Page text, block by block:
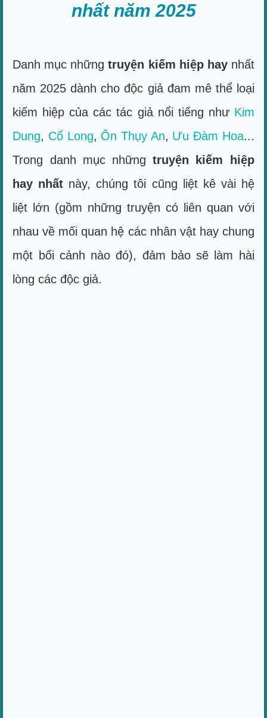
nhất năm 2025
Danh mục nhữngtruyện kiếm hiệp haynhất
năm 2025 dành cho độc giả đam mê thể loại
kiếm hiệp của các tác giả nổi tiếng như Kim
Dung, Cổ Long, Ôn Thụy An, Ưu Đàm Hoa...
Trong danh mục nhữngtruyện kiếm hiệp
hay nhất này, chúng tôi cũng liệt kê vài hệ
liệt lớn (gồm những truyện có liên quan với
nhau về mối quan hệ các nhân vật hay chung
một bối cảnh nào đó), đảm bảo sẽ làm hài
lòng các độc giả.